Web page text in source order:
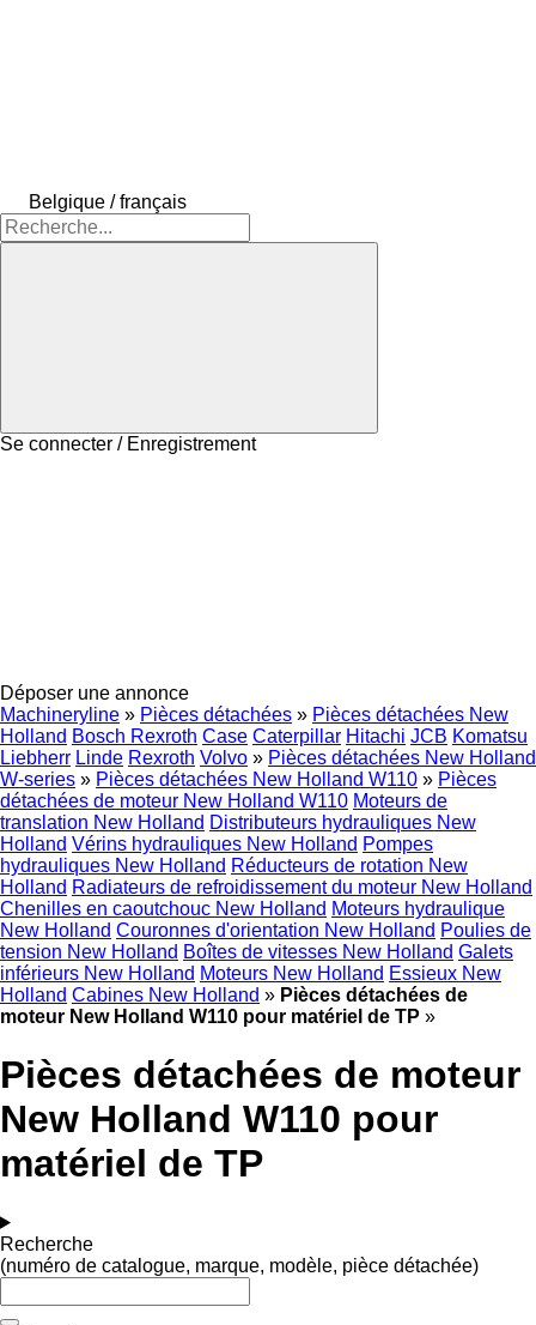
Belgique / français
Se connecter / Enregistrement
Déposer une annonce
Machineryline » Pièces détachées » Pièces détachées New
Holland Bosch Rexroth Case Caterpillar Hitachi JCB Komatsu
Liebherr Linde Rexroth Volvo » Pièces détachées New Holland
W-series » Pièces détachées New Holland W110 » Pièces
détachées de moteur New Holland W110 Moteurs de
translation New Holland Distributeurs hydrauliques New
Holland Vérins hydrauliques New Holland Pompes
hydrauliques New Holland Réducteurs de rotation New
Holland Radiateurs de refroidissement du moteur New Holland
Chenilles en caoutchouc New Holland Moteurs hydraulique
New Holland Couronnes d'orientation New Holland Poulies de
tension New Holland Boîtes de vitesses New Holland Galets
inférieurs New Holland Moteurs New Holland Essieux New
Holland Cabines New Holland » Pièces détachées de
moteur New Holland W110 pour matériel de TP »
Pièces détachées de moteur
New Holland W110 pour
matériel de TP
Recherche
(numéro de catalogue, marque, modèle, pièce détachée)